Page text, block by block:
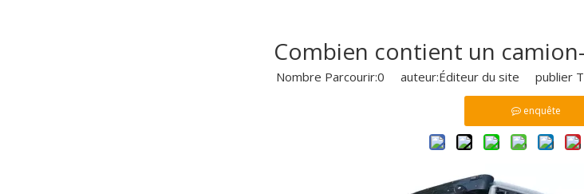
Combien contient un
Nombre Parcourir:0 auteur:Éditeur du site publier
enquête